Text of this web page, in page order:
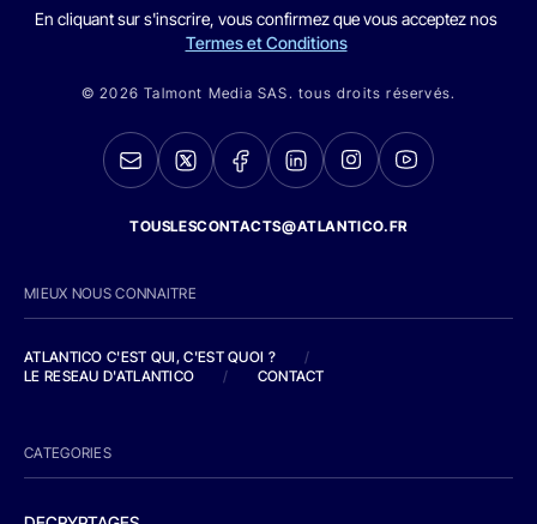
En cliquant sur s'inscrire, vous confirmez que vous acceptez nos
Termes et Conditions
© 2026 Talmont Media SAS. tous droits réservés.
TOUSLESCONTACTS@ATLANTICO.FR
MIEUX NOUS CONNAITRE
ATLANTICO C'EST QUI, C'EST QUOI ?
/
LE RESEAU D'ATLANTICO
/ CONTACT
CATEGORIES